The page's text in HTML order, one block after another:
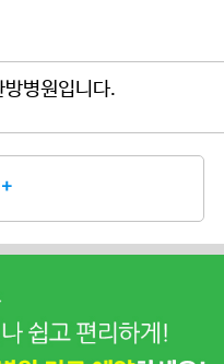
병원입니다.
+